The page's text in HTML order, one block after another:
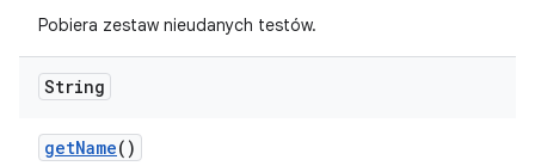
Pobiera zestaw nieudanych testów.
String
getName()